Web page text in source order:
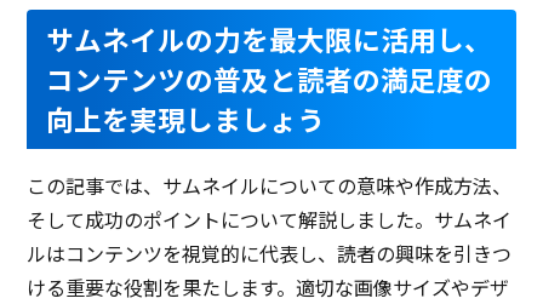
サムネイルの力を最大限に活用し、
コンテンツの普及と読者の満足度の
向上を実現しましょう
この記事では、サムネイルについての意味や作成方法、
そして成功のポイントについて解説しました。サムネイ
ルはコンテンツを視覚的に代表し、読者の興味を引きつ
ける重要な役割を果たします。適切な画像サイズやデザ